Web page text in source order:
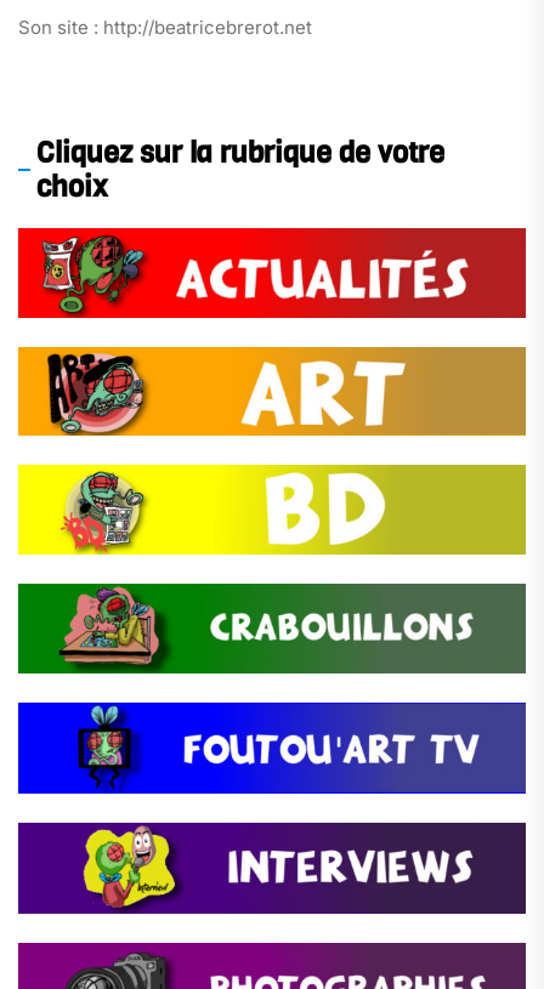
Son site : http://beatricebrerot.net
Cliquez sur la rubrique de votre
choix